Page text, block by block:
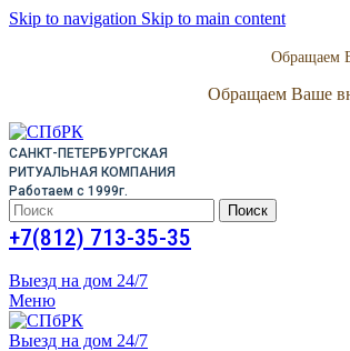
Skip to navigation Skip to main content
Обращаем
Обращаем Ваше
САНКТ-ПЕТЕРБУРГСКАЯ
РИТУАЛЬНАЯ КОМПАНИЯ
Работаем с 1999г.
Поиск
+7(812) 713-35-35
Выезд на дом 24/7
Меню
Выезд на дом 24/7